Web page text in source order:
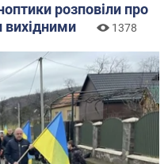
розповіли про
вихідними
1378